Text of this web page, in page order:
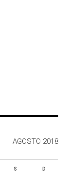
AGOSTO 2018
S D